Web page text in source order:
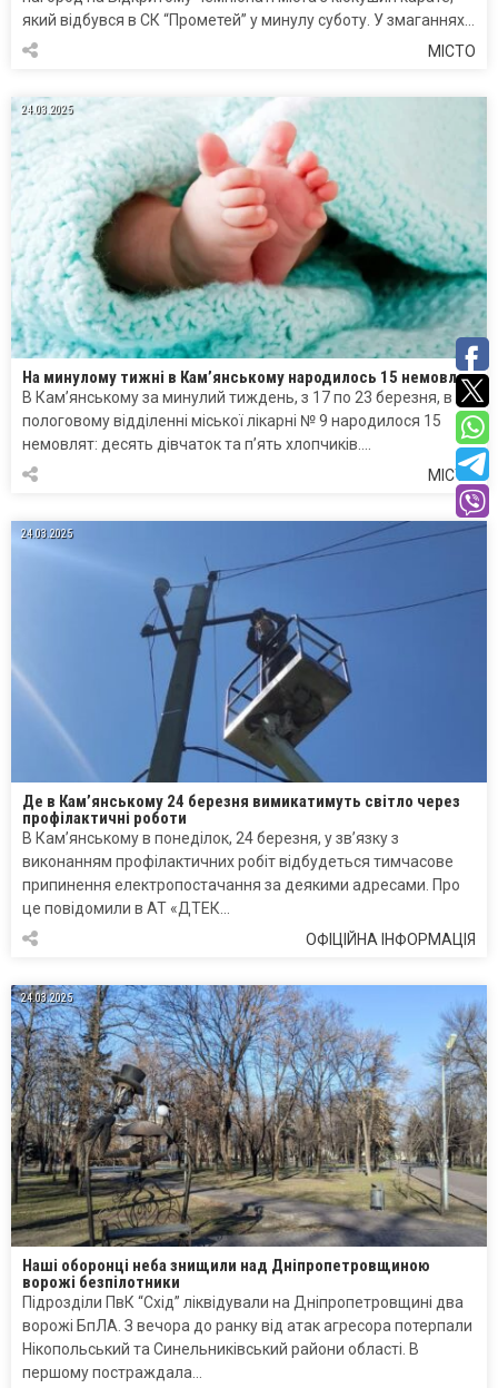
який відбувся в СК “Прометей” у минулу суботу. У змаганнях…
МІСТО
24.03.2025
На минулому тижні в Кам’янському народилось 15 немовлят
В Кам’янському за минулий тиждень, з 17 по 23 березня, в
пологовому відділенні міської лікарні № 9 народилося 15
немовлят: десять дівчаток та п’ять хлопчиків….
МІСТО
24.03.2025
Де в Кам’янському 24 березня вимикатимуть світло через
профілактичні роботи
В Кам’янському в понеділок, 24 березня, у зв’язку з
виконанням профілактичних робіт відбудеться тимчасове
припинення електропостачання за деякими адресами. Про
це повідомили в АТ «ДТЕК…
ОФІЦІЙНА ІНФОРМАЦІЯ
24.03.2025
Наші оборонці неба знищили над Дніпропетровщиною
ворожі безпілотники
Підрозділи ПвК “Схід” ліквідували на Дніпропетровщині два
ворожі БпЛА. З вечора до ранку від атак агресора потерпали
Нікопольський та Синельниківський райони області. В
першому постраждала…